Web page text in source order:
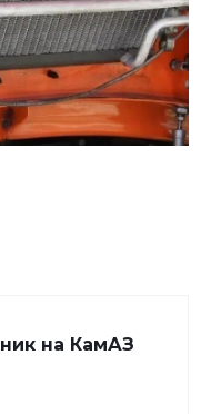
на КамАЗ